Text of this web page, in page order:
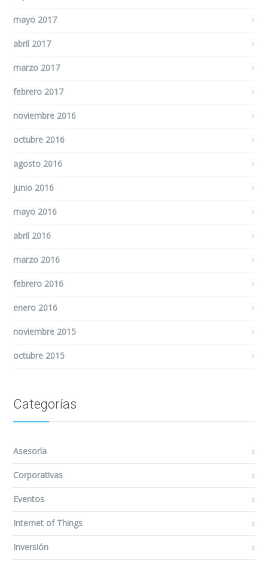
mayo 2017
abril 2017
marzo 2017
febrero 2017
noviembre 2016
octubre 2016
agosto 2016
junio 2016
mayo 2016
abril 2016
marzo 2016
febrero 2016
enero 2016
noviembre 2015
octubre 2015
Categorías
Asesoría
Corporativas
Eventos
Internet of Things
Inversión